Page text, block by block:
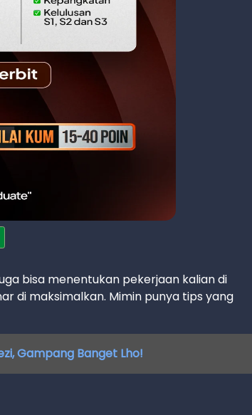
bisa menentukan pekerjaan kalian di
di maksimalkan. Mimin punya tips yang
Gampang Banget Lho!